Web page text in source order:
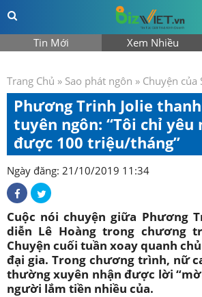
Tin Mới Xem Nhiều
Trang Chủ » Sao phát ngôn » Chuyện của
Phương Trinh Jolie
tuyên ngôn: “Tôi chỉ
được 100 triệu/tháng”
Ngày đăng: 21/10/2019 11:34
Cuộc nói chuyện giữa Phương
diễn Lê Hoàng trong chương
Chuyện cuối tuần xoay quanh
đại gia. Trong chương trình, nữ
thường xuyên nhận được lời
người lắm tiền nhiều của.